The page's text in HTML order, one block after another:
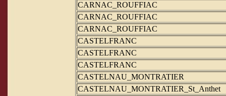
CARNAC_ROUFFIAC
CARNAC_ROUFFIAC
CARNAC_ROUFFIAC
CASTELFRANC
CASTELFRANC
CASTELFRANC
CASTELNAU_MONTRATIER
CASTELNAU_MONTRATIER_St_Anthet